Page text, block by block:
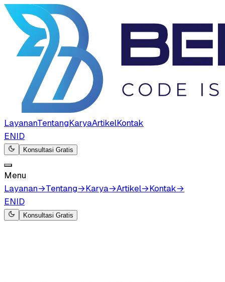
LayananTentangKaryaArtikelKontak
ENID
Konsultasi Gratis
Menu
Layanan→Tentang→Karya→Artikel→Kontak→
ENID
Konsultasi Gratis